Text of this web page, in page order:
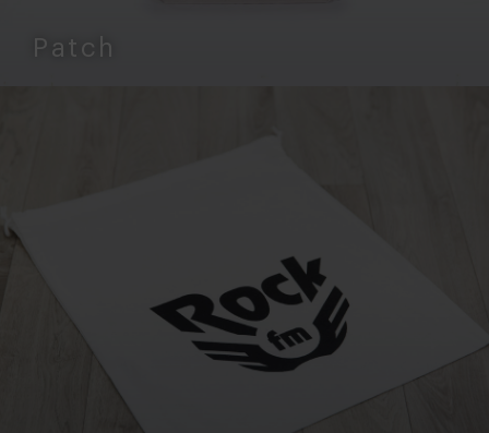
Patch